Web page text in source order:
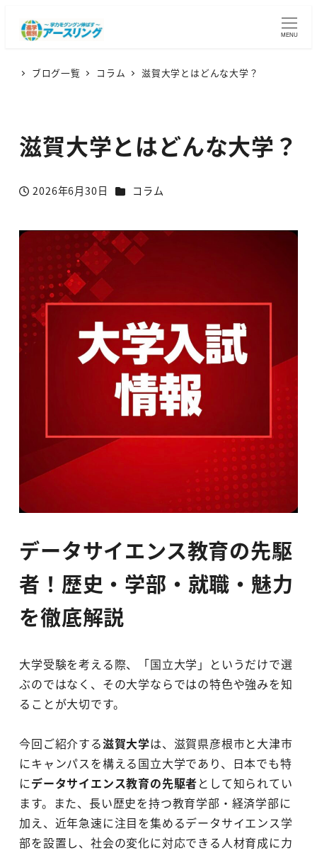
MENU
ブログ一覧 コラム 滋賀大学とはどんな大学？
滋賀大学とはどんな大学？
投稿日
2026年6月30日 カテゴリー
コラム
データサイエンス教育の先駆
者！歴史・学部・就職・魅力
を徹底解説
大学受験を考える際、「国立大学」というだけで選
ぶのではなく、その大学ならではの特色や強みを知
ることが大切です。
今回ご紹介する滋賀大学は、滋賀県彦根市と大津市
にキャンパスを構える国立大学であり、日本でも特
にデータサイエンス教育の先駆者として知られてい
ます。また、長い歴史を持つ教育学部・経済学部に
加え、近年急速に注目を集めるデータサイエンス学
部を設置し、社会の変化に対応できる人材育成に力